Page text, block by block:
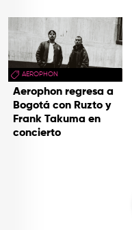
AEROPHON
Aerophon regresa a
Bogotá con Ruzto y
Frank Takuma en
concierto